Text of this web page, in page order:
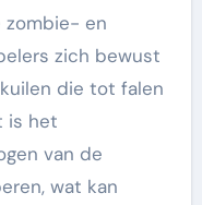
zombie- en
zich bewust
die tot falen
is het
van de
wat kan